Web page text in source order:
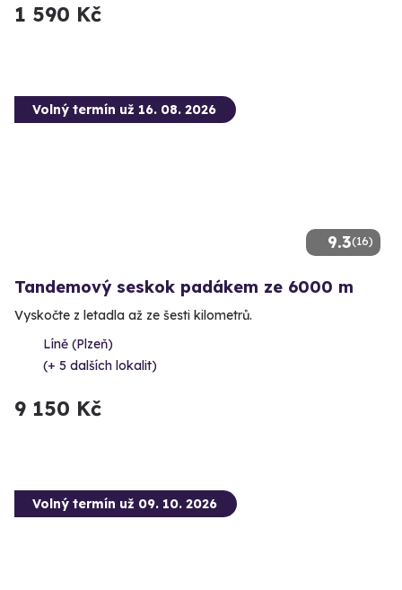
1 590 Kč
9.3(16)
Volný termín už 16. 08. 2026
Tandemový seskok padákem ze 6000 m
Vyskočte z letadla až ze šesti kilometrů.
Líně (Plzeň)
(+ 5 dalších lokalit)
9 150 Kč
Volný termín už 09. 10. 2026